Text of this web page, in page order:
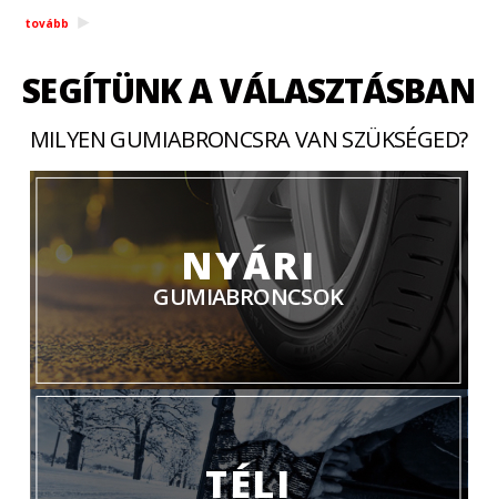
tovább
SEGÍTÜNK A VÁLASZTÁSBAN
MILYEN GUMIABRONCSRA VAN SZÜKSÉGED?
NYÁRI
GUMIABRONCSOK
TÉLI